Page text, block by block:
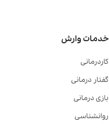
خدمات وارش
کاردرمانی
گفتار درمانی
بازی درمانی
روانشناسی